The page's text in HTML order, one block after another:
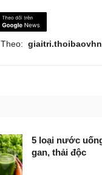
Theo:
5 loại nước
gan, thải độc